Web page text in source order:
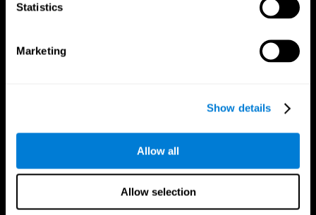
Statistics
Marketing
Show details
Allow all
Allow selection
تطبيق CogniFit